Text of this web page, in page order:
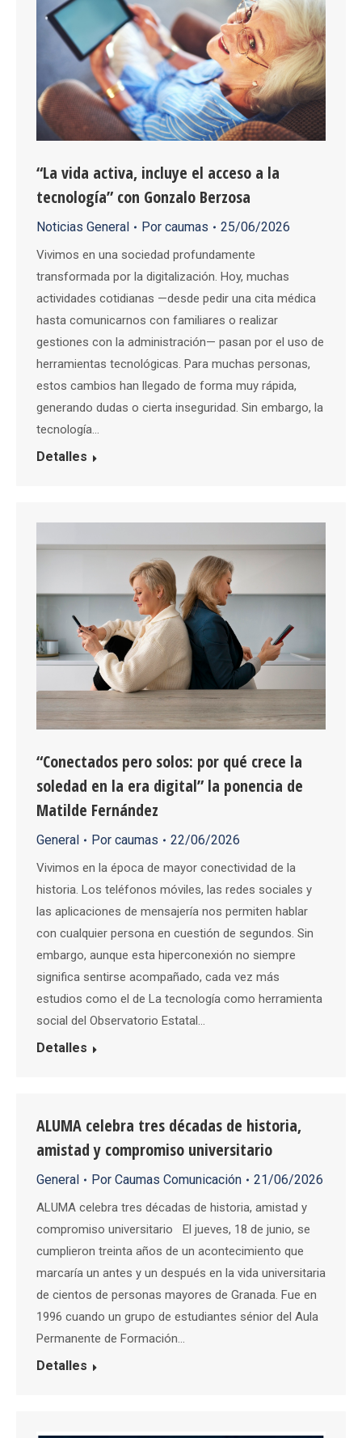
“La vida activa, incluye el acceso a la
tecnología” con Gonzalo Berzosa
Noticias General Por caumas 25/06/2026
Vivimos en una sociedad profundamente
transformada por la digitalización. Hoy, muchas
actividades cotidianas —desde pedir una cita médica
hasta comunicarnos con familiares o realizar
gestiones con la administración— pasan por el uso de
herramientas tecnológicas. Para muchas personas,
estos cambios han llegado de forma muy rápida,
generando dudas o cierta inseguridad. Sin embargo, la
tecnología…
Detalles
“Conectados pero solos: por qué crece la
soledad en la era digital” la ponencia de
Matilde Fernández
General Por caumas 22/06/2026
Vivimos en la época de mayor conectividad de la
historia. Los teléfonos móviles, las redes sociales y
las aplicaciones de mensajería nos permiten hablar
con cualquier persona en cuestión de segundos. Sin
embargo, aunque esta hiperconexión no siempre
significa sentirse acompañado, cada vez más
estudios como el de La tecnología como herramienta
social del Observatorio Estatal…
Detalles
ALUMA celebra tres décadas de historia,
amistad y compromiso universitario
General Por Caumas Comunicación 21/06/2026
ALUMA celebra tres décadas de historia, amistad y
compromiso universitario El jueves, 18 de junio, se
cumplieron treinta años de un acontecimiento que
marcaría un antes y un después en la vida universitaria
de cientos de personas mayores de Granada. Fue en
1996 cuando un grupo de estudiantes sénior del Aula
Permanente de Formación…
Detalles